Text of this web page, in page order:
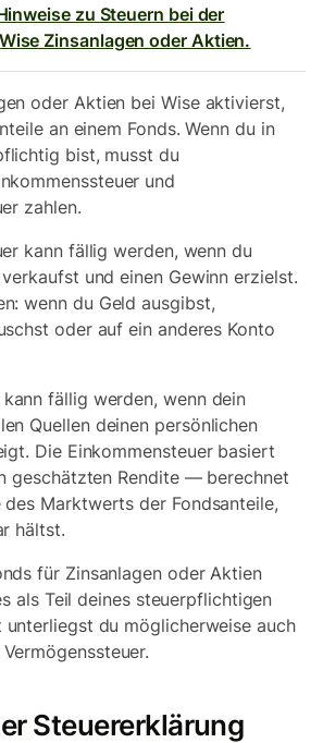
zu Steuern bei der
Zinsanlagen oder Aktien.
oder Aktien bei Wise aktivierst,
an einem Fonds. Wenn du in
bist, musst du
und
zahlen.
kann fällig werden, wenn du
und einen Gewinn erzielst.
wenn du Geld ausgibst,
oder auf ein anderes Konto
fällig werden, wenn dein
Quellen deinen persönlichen
Die Einkommensteuer basiert
geschätzten Rendite — berechnet
Marktwerts der Fondsanteile,
hältst.
für Zinsanlagen oder Aktien
als Teil deines steuerpflichtigen
unterliegst du möglicherweise auch
Steuererklärung